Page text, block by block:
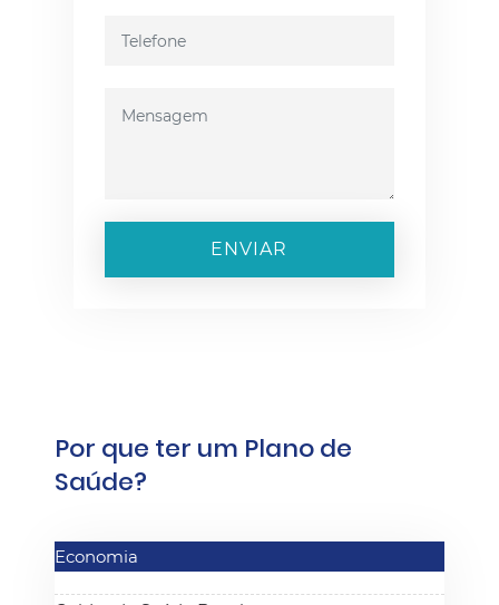
ENVIAR
Por que ter um Plano de
Saúde?
Economia